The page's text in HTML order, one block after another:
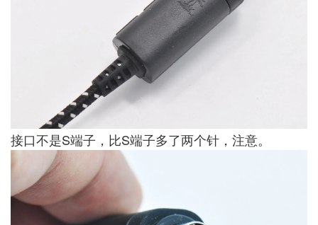
接口不是S端子，比S端子多了两个针，注意。